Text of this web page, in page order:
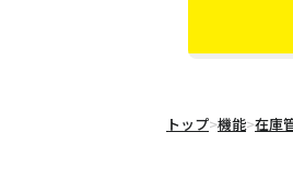
トップ>機能>在庫